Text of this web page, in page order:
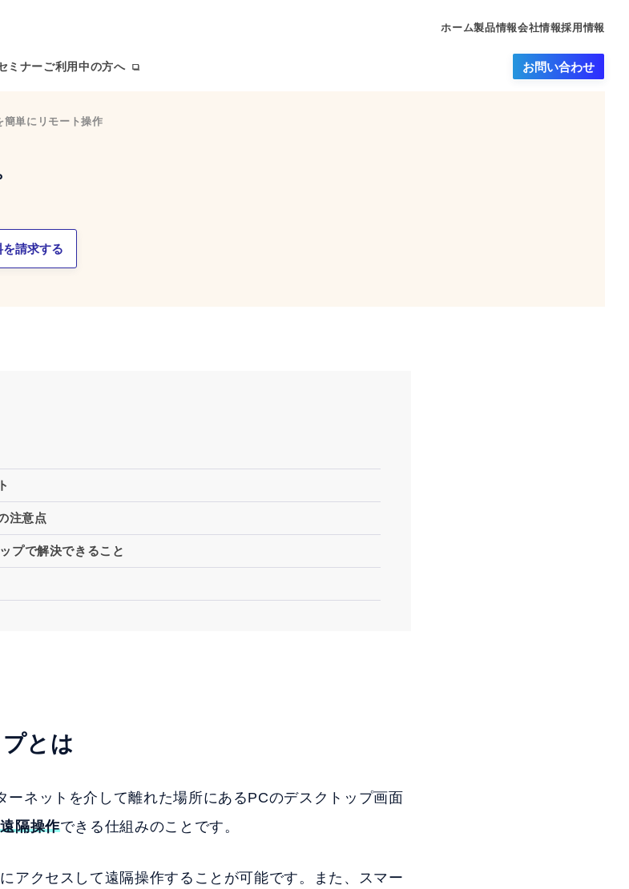
ホーム製品情報会社情報採用情報
ミナーご利用中の方へ お問い合わせ
簡単にリモート操作
請求する
注意点
プで解決できること
とは
ーネットを介して離れた場所にあるPCのデスクトップ画面
遠隔操作できる仕組みのことです。
アクセスして遠隔操作することが可能です。また、スマー